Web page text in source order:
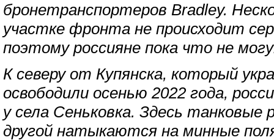
бронетранспортеров Bradley.
участке фронта не происходит
поэтому россияне пока что не
К северу от Купянска, который
освободили осенью 2022 года,
у села Сеньковка. Здесь
другой натыкаются на минные